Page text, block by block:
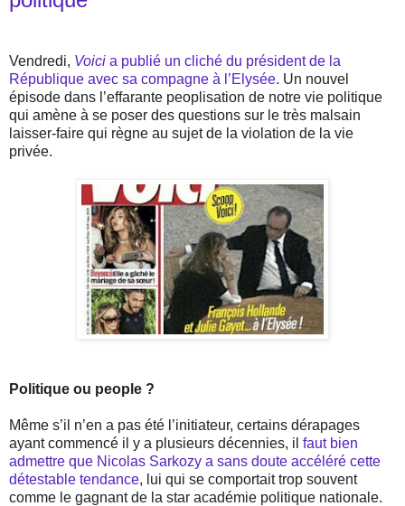
Vendredi, Voici a publié un cliché du président de la
République avec sa compagne à l’Elysée. Un nouvel
épisode dans l’effarante peoplisation de notre vie politique
qui amène à se poser des questions sur le très malsain
laisser-faire qui règne au sujet de la violation de la vie
privée.
Politique ou people ?
Même s’il n’en a pas été l’initiateur, certains dérapages
ayant commencé il y a plusieurs décennies, il faut bien
admettre que Nicolas Sarkozy a sans doute accéléré cette
détestable tendance, lui qui se comportait trop souvent
comme le gagnant de la star académie politique nationale.